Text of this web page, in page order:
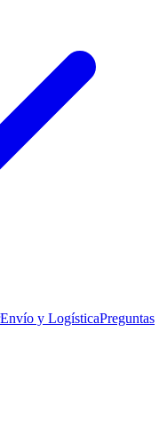
Envío y LogísticaPreguntas